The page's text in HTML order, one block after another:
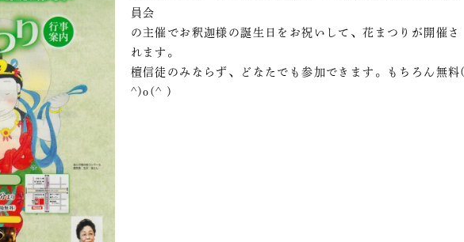
員会
の主催でお釈迦様の誕生日をお祝いして、花まつりが開催さ
れます。
檀信徒のみならず、どなたでも参加できます。もちろん無料(
^)o(^ )